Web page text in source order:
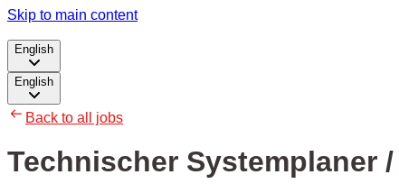
Skip to main content
English
English
Back to all jobs
Technischer Systemplaner